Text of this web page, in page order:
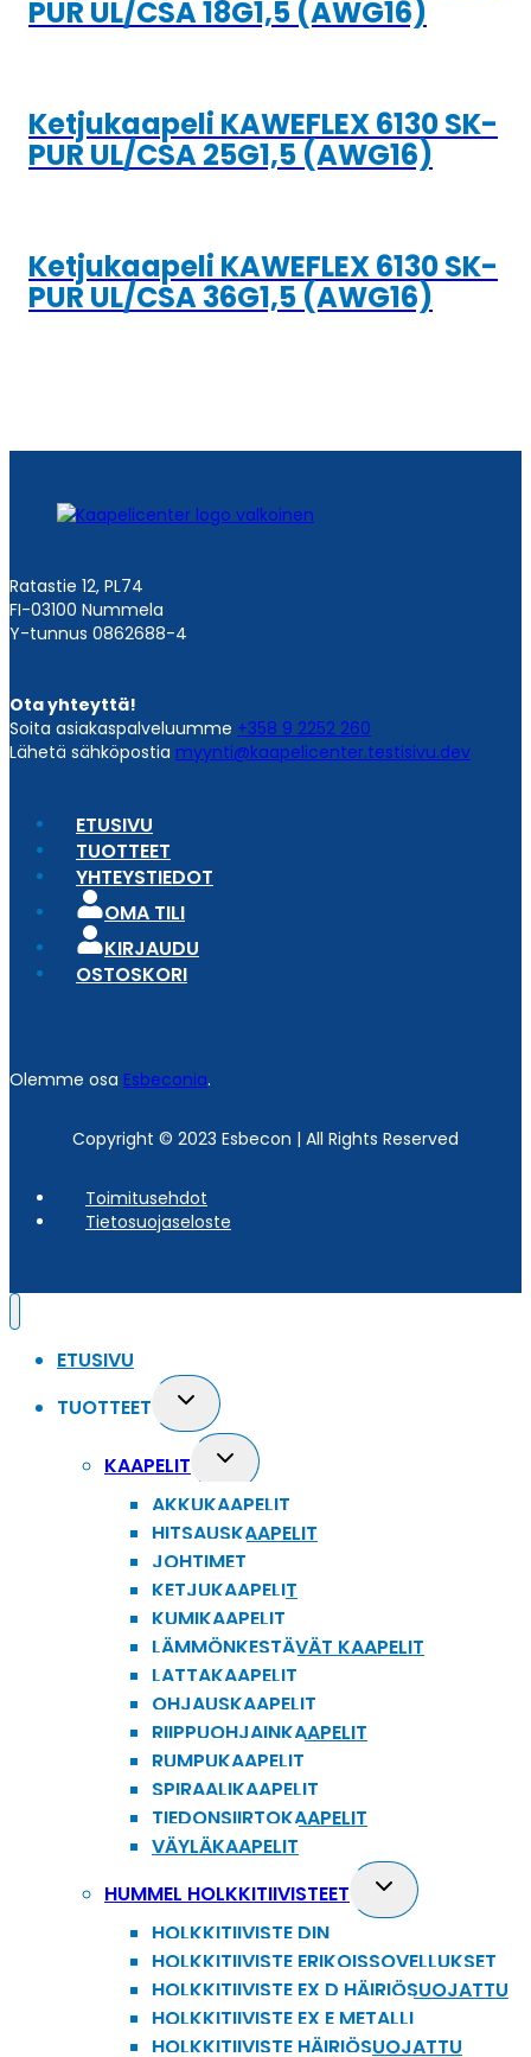
PUR UL/CSA 18G1,5 (AWG16)
Ketjukaapeli KAWEFLEX 6130 SK-
PUR UL/CSA 25G1,5 (AWG16)
Ketjukaapeli KAWEFLEX 6130 SK-
PUR UL/CSA 36G1,5 (AWG16)
Ratastie 12, PL74
FI-03100 Nummela
Y-tunnus 0862688-4
Ota yhteyttä!
Soita asiakaspalveluumme +358 9 2252 260
Lähetä sähköpostia myynti@kaapelicenter.testisivu.dev
ETUSIVU
TUOTTEET
YHTEYSTIEDOT
OMA TILI
KIRJAUDU
OSTOSKORI
Olemme osa Esbeconia.
Copyright © 2023 Esbecon | All Rights Reserved
Toimitusehdot
Tietosuojaseloste
ETUSIVU
TUOTTEET
Toggle
child
menu
KAAPELIT
Toggle
child
menu
AKKUKAAPELIT
HITSAUSKAAPELIT
JOHTIMET
KETJUKAAPELIT
KUMIKAAPELIT
LÄMMÖNKESTÄVÄT KAAPELIT
LATTAKAAPELIT
OHJAUSKAAPELIT
RIIPPUOHJAINKAAPELIT
RUMPUKAAPELIT
SPIRAALIKAAPELIT
TIEDONSIIRTOKAAPELIT
VÄYLÄKAAPELIT
HUMMEL HOLKKITIIVISTEET
Toggle
child
HOLKKITIIVISTE DIN
HOLKKITIIVISTE ERIKOISSOVELLUKSET
HOLKKITIIVISTE EX D HÄIRIÖSUOJATTU
HOLKKITIIVISTE EX E METALLI
HOLKKITIIVISTE HÄIRIÖSUOJATTU